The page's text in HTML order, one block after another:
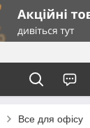
Все для офісу